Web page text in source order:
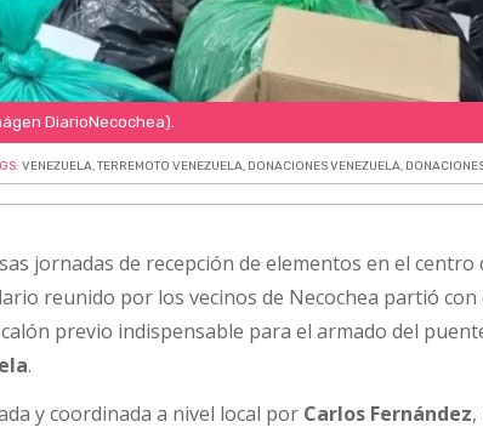
DiarioNecochea).
VENEZUELA,TERREMOTO VENEZUELA, DONACIONES VENEZUELA,
jornadas de recepción de elementos en el centro
reunido por los vecinos de Necochea partió con
previo indispensable para el armado del
.
y coordinada a nivel local por Carlos Fernández